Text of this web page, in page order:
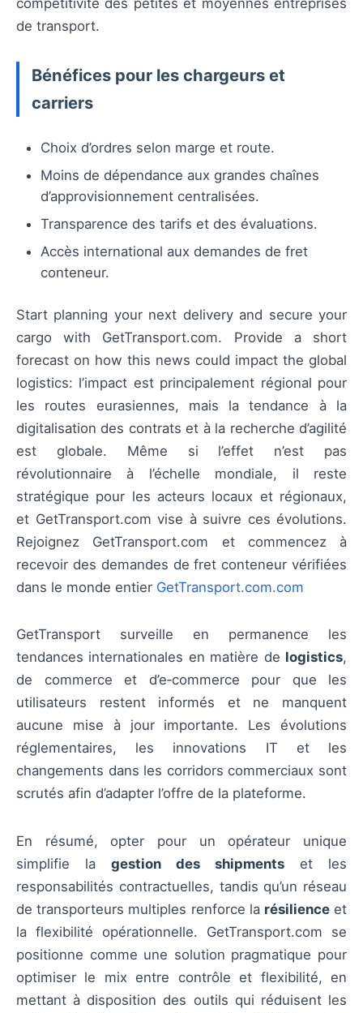
de transport.
Bénéfices pour les chargeurs et
carriers
Choix d’ordres selon marge et route.
Moins de dépendance aux grandes chaînes
d’approvisionnement centralisées.
Transparence des tarifs et des évaluations.
Accès international aux demandes de fret
conteneur.
Start planning your next delivery and secure your
cargo with GetTransport.com. Provide a short
forecast on how this news could impact the global
logistics: l’impact est principalement régional pour
les routes eurasiennes, mais la tendance à la
digitalisation des contrats et à la recherche d’agilité
est globale. Même si l’effet n’est pas
révolutionnaire à l’échelle mondiale, il reste
stratégique pour les acteurs locaux et régionaux,
et GetTransport.com vise à suivre ces évolutions.
Rejoignez GetTransport.com et commencez à
recevoir des demandes de fret conteneur vérifiées
dans le monde entier GetTransport.com.com
GetTransport surveille en permanence les
tendances internationales en matière de logistics,
de commerce et d’e‑commerce pour que les
utilisateurs restent informés et ne manquent
aucune mise à jour importante. Les évolutions
réglementaires, les innovations IT et les
changements dans les corridors commerciaux sont
scrutés afin d’adapter l’offre de la plateforme.
En résumé, opter pour un opérateur unique
simplifie la gestion des shipments et les
responsabilités contractuelles, tandis qu’un réseau
de transporteurs multiples renforce la résilienceet
la flexibilité opérationnelle. GetTransport.com se
positionne comme une solution pragmatique pour
optimiser le mix entre contrôle et flexibilité, en
mettant à disposition des outils qui réduisent les